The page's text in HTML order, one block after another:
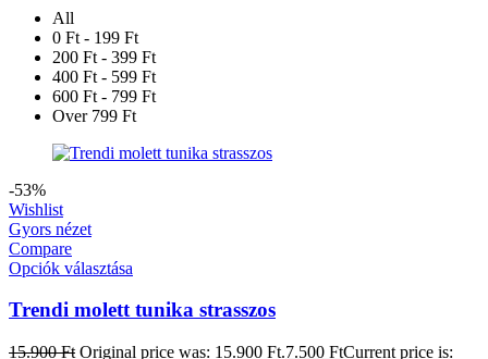
All
0 Ft - 199 Ft
200 Ft - 399 Ft
400 Ft - 599 Ft
600 Ft - 799 Ft
Over 799 Ft
-53%
Wishlist
Gyors nézet
Compare
Opciók választása
Trendi molett tunika strasszos
15.900Ft Original price was: 15.900 Ft.7.500 FtCurrent price is: